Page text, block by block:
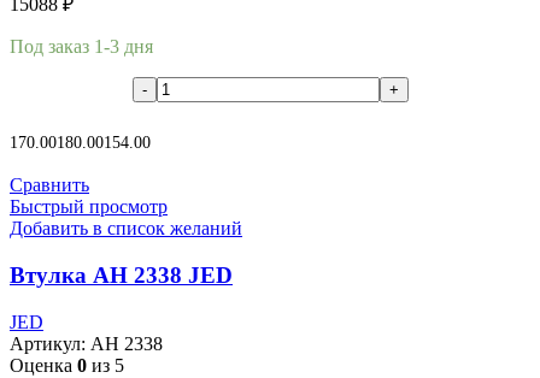
15088 ₽
Под заказ 1-3 дня
170.00180.00154.00
Сравнить
Быстрый просмотр
Добавить в список желаний
Втулка AH 2338 JED
JED
Артикул: AH 2338
Оценка 0 из 5